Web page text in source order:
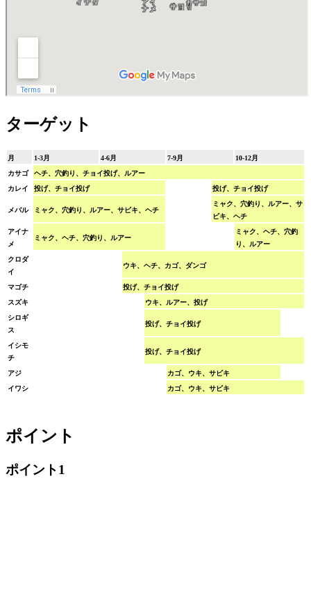
ターゲット
月 1-3月 4-6月 7-9月
10-12月
カサゴ
ヘチ、穴釣り、チョイ投げ、ルアー
カレイ
投げ、チョイ投げ 投げ、チョイ投げ
メバル ミャク、穴釣り、ルアー、サビキ、ヘチ
ミャク、穴釣り、ルアー、サ
ビキ、ヘチ
アイナ
メ
ミャク、ヘチ、穴釣り、ルアー
ミャク、ヘチ、穴釣
り、ルアー
クロダ
イ
ウキ、ヘチ、カゴ、ダンゴ
マゴチ
投げ、チョイ投げ
スズキ
ウキ、ルアー、投げ
シロギ
ス
投げ、チョイ投げ
イシモ
チ
投げ、チョイ投げ
アジ
カゴ、ウキ、サビキ
イワシ
カゴ、ウキ、サビキ
ポイント
ポイント1